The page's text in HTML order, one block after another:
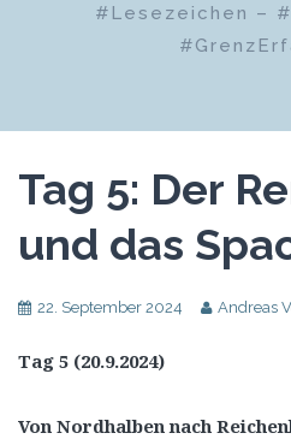
#Lesezeichen –
Tag 5: Der
und das
22. September 2024 Andreas
Tag 5 (20.9.2024)
Von Nordhalben nach